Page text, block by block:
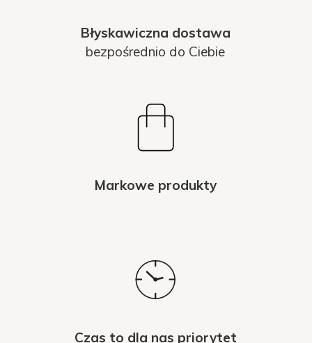
Błyskawiczna dostawa
bezpośrednio do Ciebie
Markowe produkty
Czas to dla nas priorytet